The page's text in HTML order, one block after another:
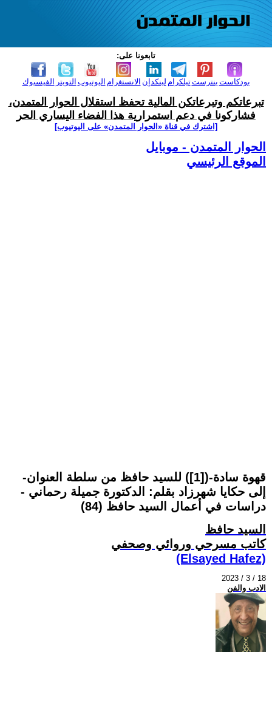
تابعونا على:
الفيسبوك التويتر اليوتيوب الانستغرام لينكدإن تيلكرامبنترست بودكاست
تبرعاتكم وتبرعاتكن المالية تحفظ استقلال الحوار المتمدن،
فشاركونا في دعم استمرارية هذا الفضاء اليساري الحر
[اشترك في قناة ‫«الحوار المتمدن» على اليوتيوب]
الحوار المتمدن - موبايل
الموقع الرئيسي
-قهوة سادة-([1]) للسيد حافظ من سلطة العنوان
إلى حكايا شهرزاد بقلم: الدكتورة جميلة رحماني -
دراسات في أعمال السيد حافظ (84)
السيد حافظ
كاتب مسرحي وروائي وصحفي
(Elsayed Hafez)
2023 / 3 / 18
الادب والفن